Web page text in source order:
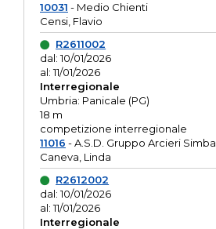
10031 - Medio Chienti
Censi, Flavio
R2611002
dal: 10/01/2026
al: 11/01/2026
Interregionale
Umbria: Panicale (PG)
18 m
competizione interregionale
11016 - A.S.D. Gruppo Arcieri Simba
Caneva, Linda
R2612002
dal: 10/01/2026
al: 11/01/2026
Interregionale